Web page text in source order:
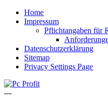
Home
Impressum
Pflichtangaben für
Datenschutzerklärung
Sitemap
Privacy Settings Page
---